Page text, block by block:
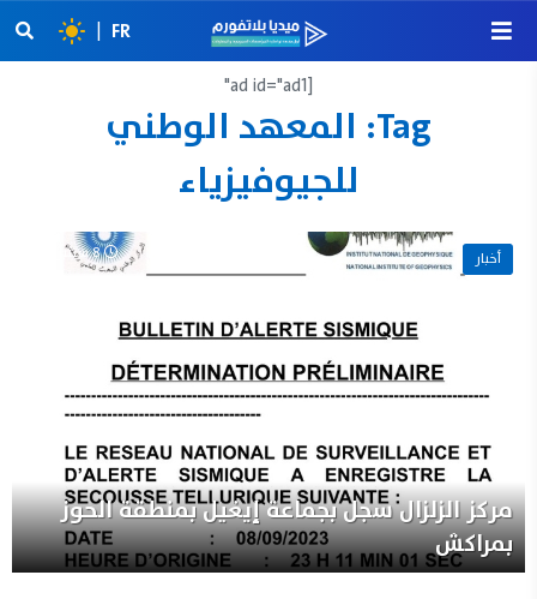
FR
|
[ad id="ad1"
Tag: المعهد الوطني
للجيوفيزياء
أخبار
مركز الزلزال سجل بجماعة إيغيل بمنطقة الحوز
بمراكش
8 شتنبر 2023